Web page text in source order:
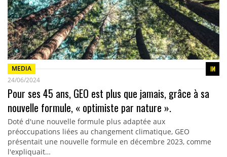
MEDIA
24/06/2024
Pour ses 45 ans, GEO est plus que jamais, grâce à sa
nouvelle formule, « optimiste par nature ».
Doté d'une nouvelle formule plus adaptée aux
préoccupations liées au changement climatique, GEO
présentait une nouvelle formule en décembre 2023, comme
l'expliquait…